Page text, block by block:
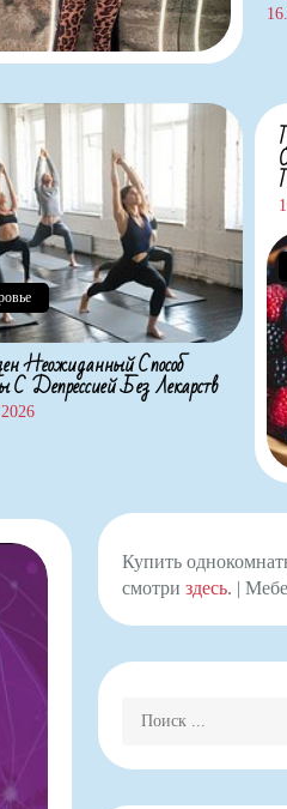
Неожиданный Способ
С Депрессией Без Лекарств
Купить
смотриздесь. |